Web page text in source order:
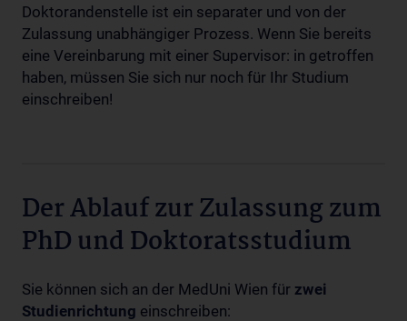
Doktorandenstelle ist ein separater und von der
Zulassung unabhängiger Prozess. Wenn Sie bereits
eine Vereinbarung mit einer Supervisor: in getroffen
haben, müssen Sie sich nur noch für Ihr Studium
einschreiben!
Der Ablauf zur Zulassung zum
PhD und Doktoratsstudium
Sie können sich an der MedUni Wien für zwei
Studienrichtung einschreiben: